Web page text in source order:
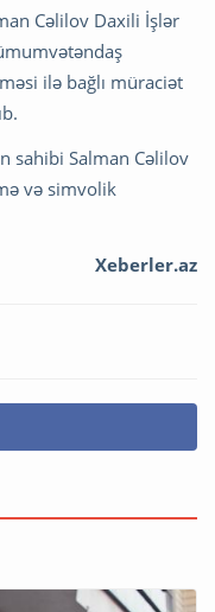
Cəlilov Daxili İşlər
ilə bağlı müraciət
sahibi Salman Cəlilov
və simvolik
Xeberler.az